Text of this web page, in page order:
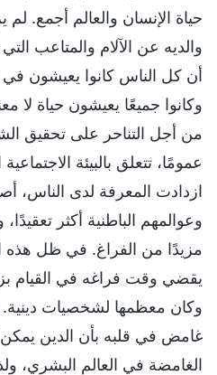
حياة الإنسان والعالم أجمع.
والديه عن الآلام والمتاعب
أن كل الناس كانوا يعيشون
وكانوا جميعًا يعيشون حياة لا
من أجل التناحر على تحقيق
عمومًا، تتعلق بالبيئة
ازدادت المعرفة لدى الناس،
وعوالمهم الباطنية أكثر
مزيدًا من الفراغ. في ظل
يقضي وقت فراغه في القيام
وكان معظمها لشخصيات دينية.
غامض في قلبه بأن الدين يمكن
الغامضة في العالم البشري،